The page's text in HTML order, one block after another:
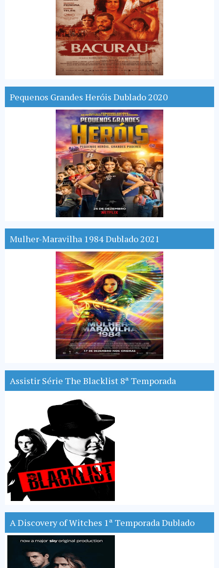
Pequenos Grandes Heróis Dublado 2020
Mulher-Maravilha 1984 Dublado 2021
Assistir Série The Blacklist 8ª Temporada
A Discovery of Witches 1ª Temporada Dublado